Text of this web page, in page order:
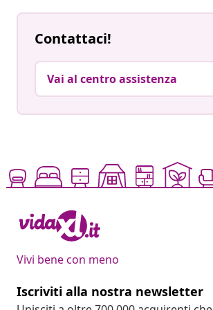
Contattaci!
Vai al centro assistenza
Vivi bene con meno
Iscriviti alla nostra newsletter